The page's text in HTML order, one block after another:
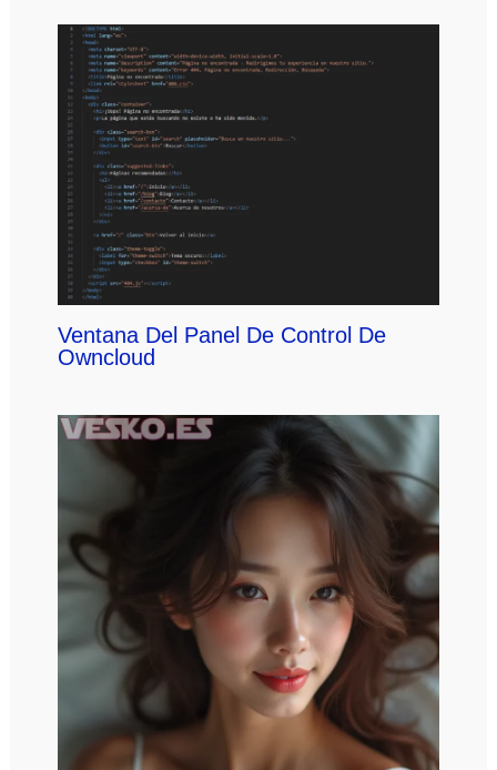
Ventana Del Panel De Control De
Owncloud